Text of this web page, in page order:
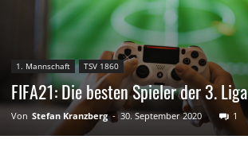
1. Mannschaft TSV 1860
FIFA21: Die besten Spieler der 3. Liga
Von Stefan Kranzberg - 30. September 2020 1